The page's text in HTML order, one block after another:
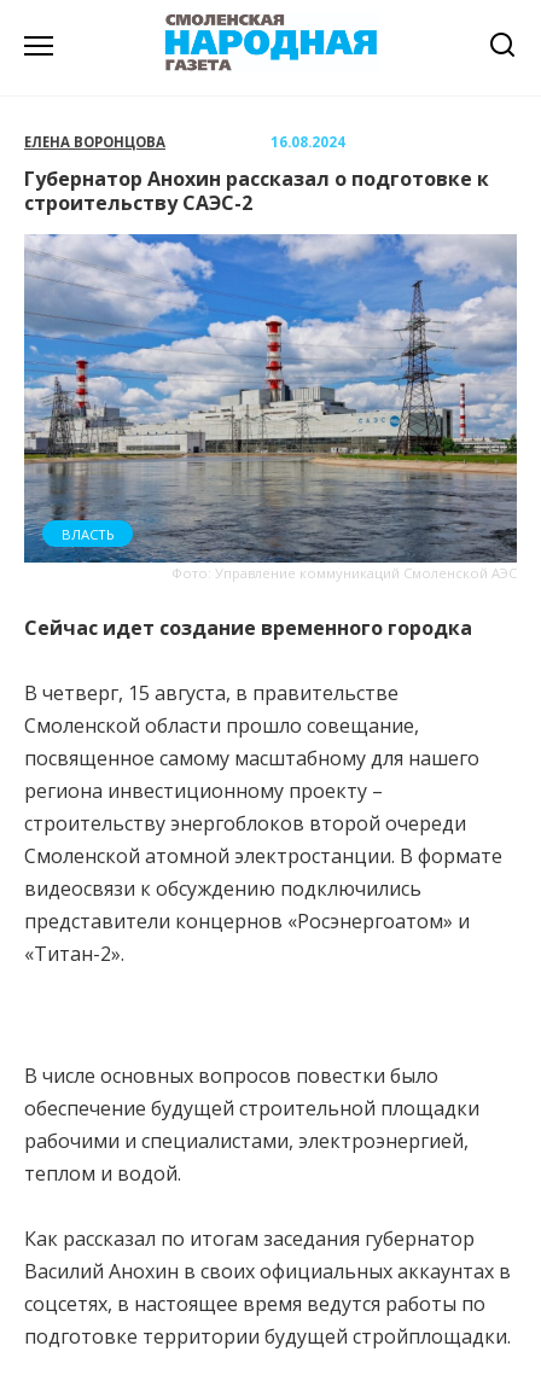
ЕЛЕНА ВОРОНЦОВА 16.08.2024
Губернатор Анохин рассказал о подготовке к
строительству САЭС-2
Фото: Управление коммуникаций Смоленской АЭС
ВЛАСТЬ
Сейчас идет создание временного городка
В четверг, 15 августа, в правительстве
Смоленской области прошло совещание,
посвященное самому масштабному для нашего
региона инвестиционному проекту –
строительству энергоблоков второй очереди
Смоленской атомной электростанции. В формате
видеосвязи к обсуждению подключились
представители концернов «Росэнергоатом» и
«Титан-2».
В числе основных вопросов повестки было
обеспечение будущей строительной площадки
рабочими и специалистами, электроэнергией,
теплом и водой.
Как рассказал по итогам заседания губернатор
Василий Анохин в своих официальных аккаунтах в
соцсетях, в настоящее время ведутся работы по
подготовке территории будущей стройплощадки.